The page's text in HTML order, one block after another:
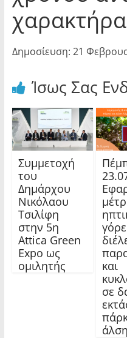
Δημοσίευση: 21
Ίσως Σας
Συμμετοχή
του
Δημάρχου
Νικόλαου
Τσιλίφη
στην 5η
Attica Green
Expo ως
ομιλητής
και
σε
άλση